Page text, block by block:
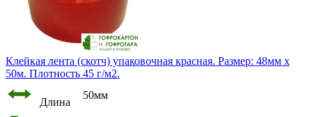
Клейкая лента (скотч) упаковочная красная. Размер: 48мм х
50м. Плотность 45 г/м2.
Длина
50мм